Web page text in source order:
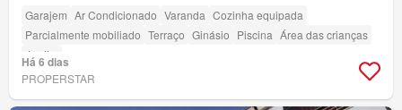
Garajem Ar Condicionado Varanda Cozinha equipada
Parcialmente mobiliado Terraço Ginásio Piscina Área das crianças
Jardim
Há 6 dias
PROPERSTAR